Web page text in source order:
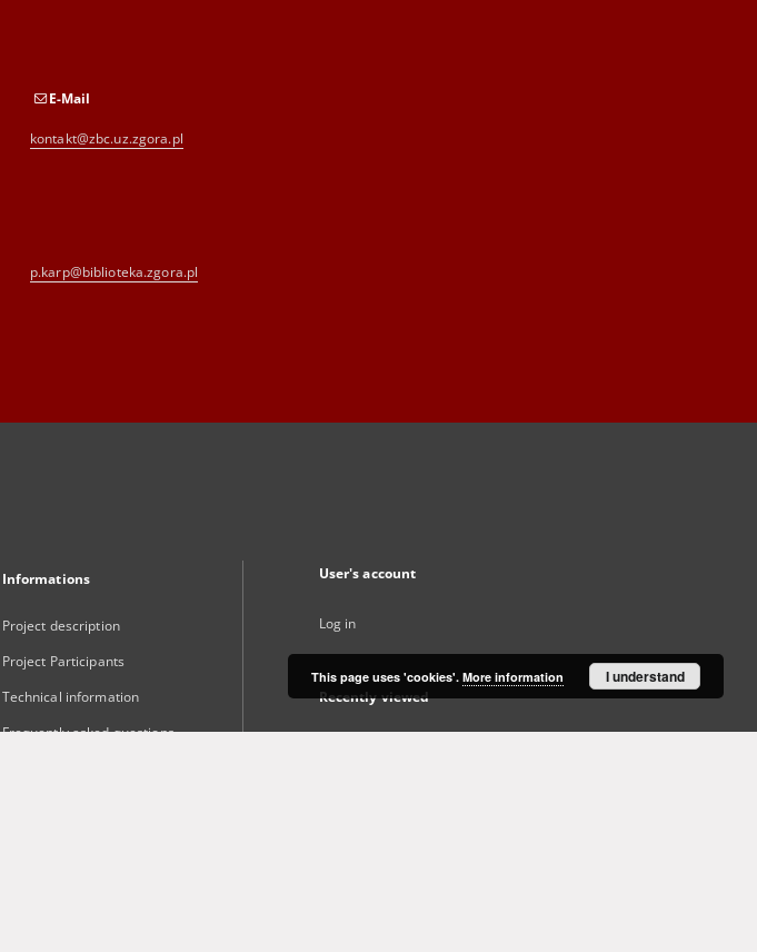
E-Mail
kontakt@zbc.uz.zgora.pl
p.karp@biblioteka.zgora.pl
Informations
Project description
Project Participants
Technical information
Frequently asked questions
User's account
Log in
Recently viewed
This page uses 'cookies'. More information I understand